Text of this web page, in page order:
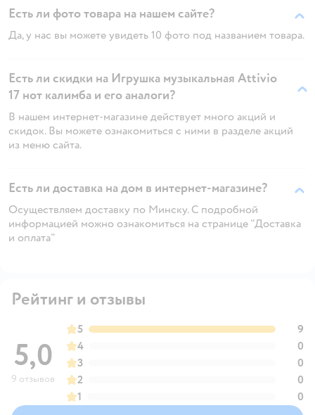
Есть ли фото товара на нашем сайте?
Да, у нас вы можете увидеть 10 фото под названием товара.
Есть ли скидки на Игрушка музыкальная Attivio
17 нот калимба и его аналоги?
В нашем интернет-магазине действует много акций и
скидок. Вы можете ознакомиться с ними в разделе акций
из меню сайта.
Есть ли доставка на дом в интернет-магазине?
Осуществляем доставку по Минску. С подробной
информацией можно ознакомиться на странице "Доставка
и оплата"
Рейтинг и отзывы
5,0
9 отзывов
5
9
4
0
3
0
2
0
1
0